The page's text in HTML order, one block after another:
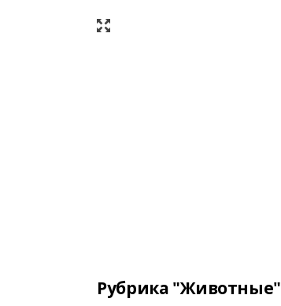
Рубрика "Животные"